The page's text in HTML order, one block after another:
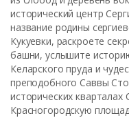
исторический центр
название родины
Кукуевки, раскроете
башни, услышите
Келарского пруда и
преподобного Саввы
исторических
Красногородскую